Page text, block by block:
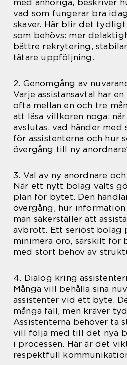
med anhöriga, beskriver
vad som fungerar bra
skaver. Här blir det
som behövs: mer
bättre rekrytering,
tätare uppföljning.
2. Genomgång av
Varje assistansavtal har
ofta mellan en och tre
att läsa villkoren noga:
avslutas, vad händer med
för assistenterna och hur
övergång till ny
3. Val av ny anordnare
När ett nytt bolag valts
plan för bytet. Den
övergång, hur information
man säkerställer att
avbrott. Ett seriöst bolag
minimera oro, särskilt för
med stort behov av
4. Dialog kring
Många vill behålla sina
assistenter vid ett byte.
många fall, men kräver
Assistenterna behöver ta
vill följa med till det nya
i processen. Här är det
respektfull